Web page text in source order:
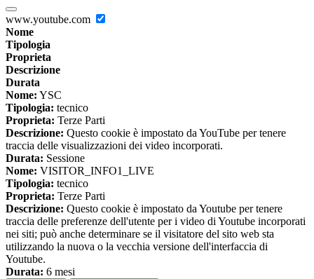
www.youtube.com
Nome
Tipologia
Proprieta
Descrizione
Durata
Nome: YSC
Tipologia: tecnico
Proprieta: Terze Parti
Descrizione: Questo cookie è impostato da YouTube per tenere
traccia delle visualizzazioni dei video incorporati.
Durata: Sessione
Nome: VISITOR_INFO1_LIVE
Tipologia: tecnico
Proprieta: Terze Parti
Descrizione: Questo cookie è impostato da Youtube per tenere
traccia delle preferenze dell'utente per i video di Youtube incorporati
nei siti; può anche determinare se il visitatore del sito web sta
utilizzando la nuova o la vecchia versione dell'interfaccia di
Youtube.
Durata: 6 mesi